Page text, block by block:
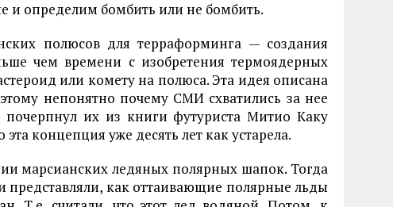
и определим бомбить или не бомбить.
полюсов для терраформинга — создания
чем времени с изобретения термоядерных
или комету на полюса. Эта идея описана
непонятно почему СМИ схватились за нее
почерпнул их из книги футуриста Митио Каку
концепция уже десять лет как устарела.
марсианских ледяных полярных шапок. Тогда
как оттаивающие полярные льды